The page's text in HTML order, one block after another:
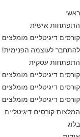
ראשי
התפתחות אישית
קורסים דיגיטליים
להתחבר לעוצמה הפנימית!
התפתחות עסקית
קורסים דיגיטליים מומלצים
קורסים דיגיטליים
קורסים דיגיטליים מומלצים
המלצות קורסים דיגיטליים
בלוג